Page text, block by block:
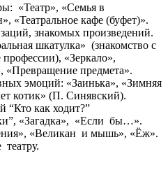
«Театр», «Семья в
«Театральное кафе (буфет)».
знакомых произведений.
шкатулка» (знакомство с
«Зеркало»,
предмета».
эмоций: «Заинька», «Зимняя
котик» (П. Синявский).
“Кто как ходит?”
«Загадка», «Если бы…».
«Великан и мышь», «Ёж».